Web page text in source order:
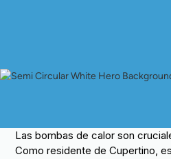
Las bombas de calor son
Como residente de Cupertino,